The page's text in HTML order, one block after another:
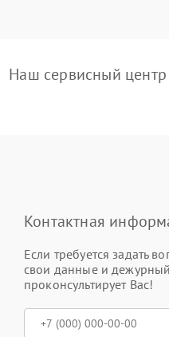
Наш сервисный
Контактная
Если требуется задать
свои данные и
проконсультирует Вас!